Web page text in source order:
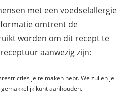
met een voedselallergie
omtrent de
worden om dit recept te
aanwezig zijn:
je te maken hebt. We zullen je
kunt aanhouden.